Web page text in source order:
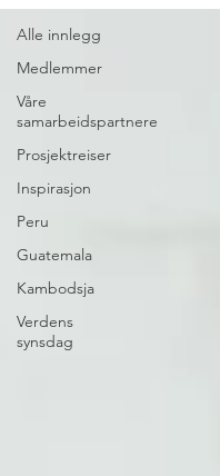
Alle innlegg
Medlemmer
Våre
samarbeidspartnere
Prosjektreiser
Inspirasjon
Peru
Guatemala
Kambodsja
Verdens
synsdag